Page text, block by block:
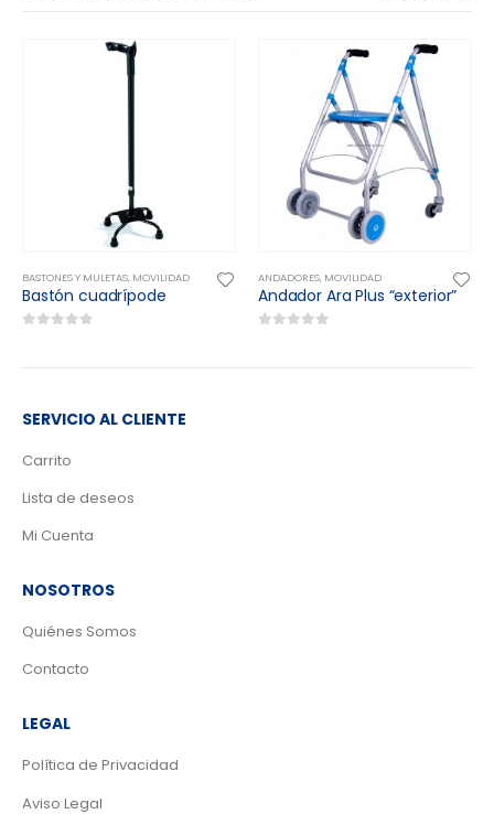
ANDADORES,MOVILIDAD
Andador Ara Plus “exterior”
ANDADORES MOVILIDAD
SERVICIO AL CLIENTE
Carrito
Lista de deseos
Mi Cuenta
NOSOTROS
Quiénes Somos
Contacto
LEGAL
Política de Privacidad
Aviso Legal